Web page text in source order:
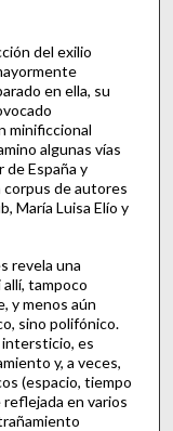
del exilio
en ella, su
minificcional
algunas vías
España y
corpus de autores
María Luisa Elío y
revela una
tampoco
y menos aún
sino polifónico.
es
y, a veces,
(espacio, tiempo
en varios